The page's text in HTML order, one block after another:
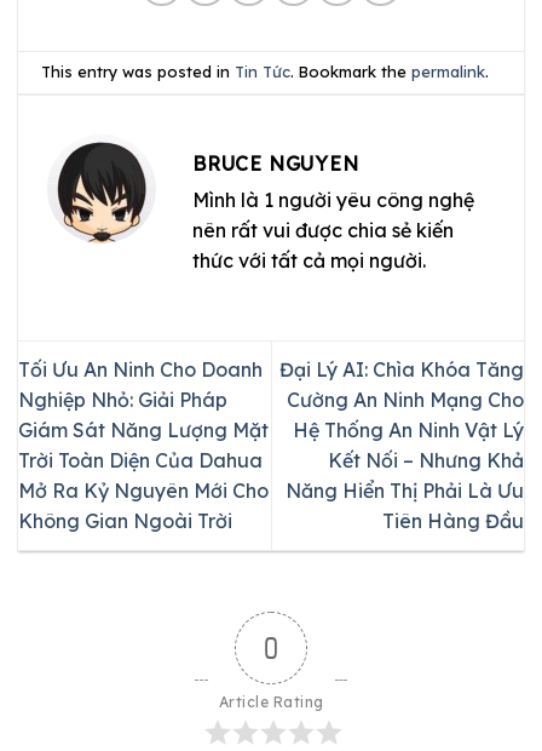
This entry was posted in Tin Tức. Bookmark thepermalink.
BRUCE NGUYEN
Mình là 1 người yêu công nghệ
nên rất vui được chia sẻ kiến
thức với tất cả mọi người.
Tối Ưu An Ninh Cho Doanh
Nghiệp Nhỏ: Giải Pháp
Giám Sát Năng Lượng Mặt
Trời Toàn Diện Của Dahua
Mở Ra Kỷ Nguyên Mới Cho
Không Gian Ngoài Trời
Đại Lý AI: Chìa Khóa Tăng
Cường An Ninh Mạng Cho
Hệ Thống An Ninh Vật Lý
Kết Nối – Nhưng Khả
Năng Hiển Thị Phải Là Ưu
Tiên Hàng Đầu
0
Article Rating